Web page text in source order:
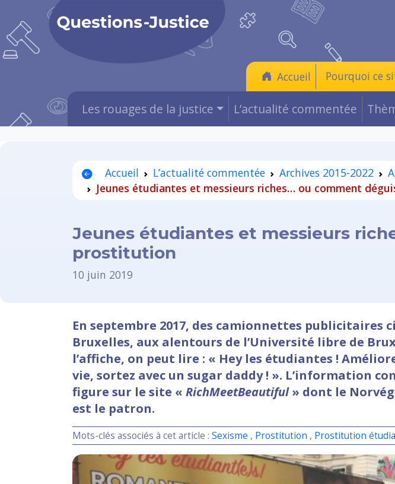
Accueil Pourquoi ce
Les rouages de la justice L’actualité commentée
Accueil L’actualité commentée Archives 2015-2022
Jeunes étudiantes et messieurs riches… ou comment
Jeunes étudiantes et messieurs
prostitution
10 juin 2019
En septembre 2017, des camionnettes publicitaires
Bruxelles, aux alentours de l’Université libre de
l’affiche, on peut lire : « Hey les étudiantes !
vie, sortez avec un sugar daddy ! ». L’information
figure sur le site « RichMeetBeautiful» dont le
est le patron.
Mots-clés associés à cet article : Sexisme , Prostitution , Prostitution